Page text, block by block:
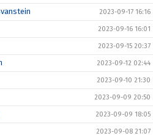
2023-09-17 16:16
2023-09-16 16:01
2023-09-15 20:37
2023-09-12 02:44
2023-09-10 21:30
2023-09-09 20:50
2023-09-09 18:05
2023-09-08 21:07